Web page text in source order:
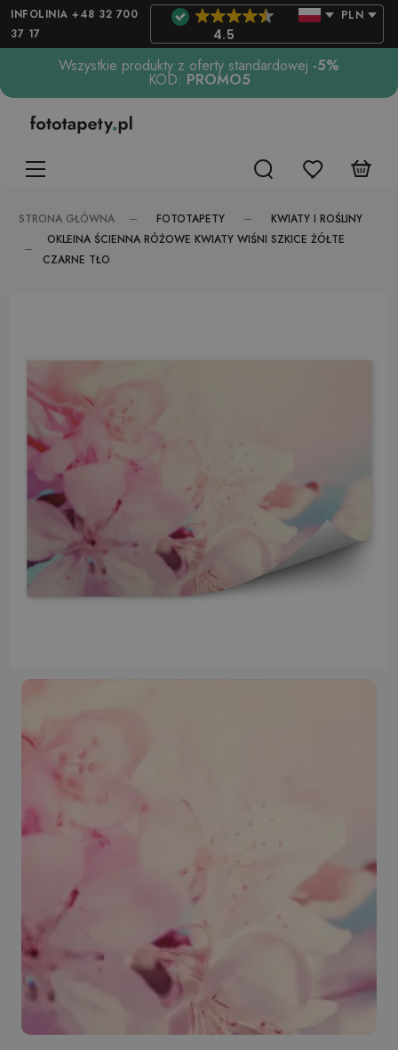
INFOLINIA +48 32 700
37 17
4.5
PLN
Wszystkie produkty z oferty standardowej -5%
KOD: PROMO5
STRONA GŁÓWNA FOTOTAPETY
KWIATY I ROŚLINY
OKLEINA ŚCIENNA RÓŻOWE KWIATY WIŚNI SZKICE ŻÓŁTE
CZARNE TŁO